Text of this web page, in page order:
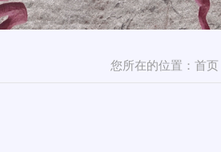
您所在的位置： 首页